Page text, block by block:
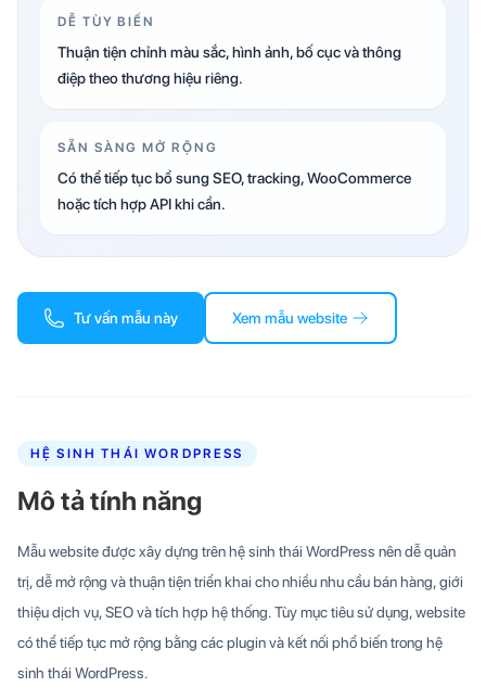
DỄ TÙY BIẾN
Thuận tiện chỉnh màu sắc, hình ảnh, bố cục và thông
điệp theo thương hiệu riêng.
SẴN SÀNG MỞ RỘNG
Có thể tiếp tục bổ sung SEO, tracking, WooCommerce
hoặc tích hợp API khi cần.
Tư vấn mẫu này Xem mẫu website
HỆ SINH THÁI WORDPRESS
Mô tả tính năng
Mẫu website được xây dựng trên hệ sinh thái WordPress nên dễ quản
trị, dễ mở rộng và thuận tiện triển khai cho nhiều nhu cầu bán hàng, giới
thiệu dịch vụ, SEO và tích hợp hệ thống. Tùy mục tiêu sử dụng, website
có thể tiếp tục mở rộng bằng các plugin và kết nối phổ biến trong hệ
sinh thái WordPress.